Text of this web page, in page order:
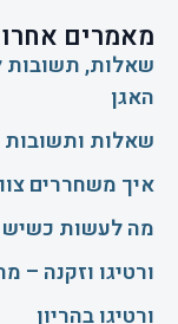
מאמרים
שאלות, תשובות
האגן
שאלות ותשובות
איך משחררים
​מה לעשות כשיש
ורטיגו וזקנה
ורטיגו בהריון